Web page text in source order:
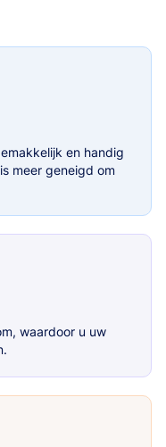
en handig
meer geneigd om
waardoor u uw